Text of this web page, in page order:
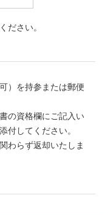
ださい。
）を持参または郵便
の資格欄にご記入い
付してください。
わらず返却いたしま